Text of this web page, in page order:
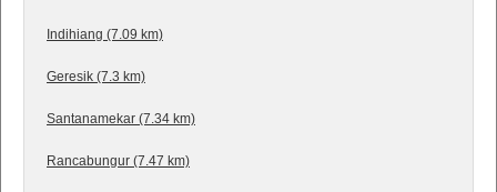
Indihiang (7.09 km)
Geresik (7.3 km)
Santanamekar (7.34 km)
Rancabungur (7.47 km)